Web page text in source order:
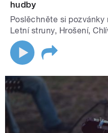
hudby
Poslěchněte si pozvánky
Letní struny, Hrošení,